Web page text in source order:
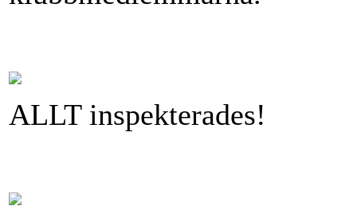
ALLT inspekterades!